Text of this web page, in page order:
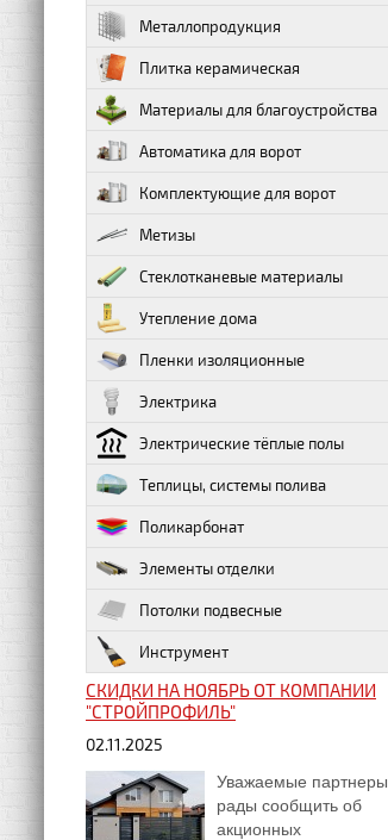
Металлопродукция
Плитка керамическая
Материалы для благоустройства
Автоматика для ворот
Комплектующие для ворот
Метизы
Стеклотканевые материалы
Утепление дома
Пленки изоляционные
Электрика
Электрические тёплые полы
Теплицы, системы полива
Поликарбонат
Элементы отделки
Потолки подвесные
Инструмент
СКИДКИ НА НОЯБРЬ ОТ КОМПАНИИ
"СТРОЙПРОФИЛЬ"
02.11.2025
Уважаемые партнеры,
рады сообщить об
акционных